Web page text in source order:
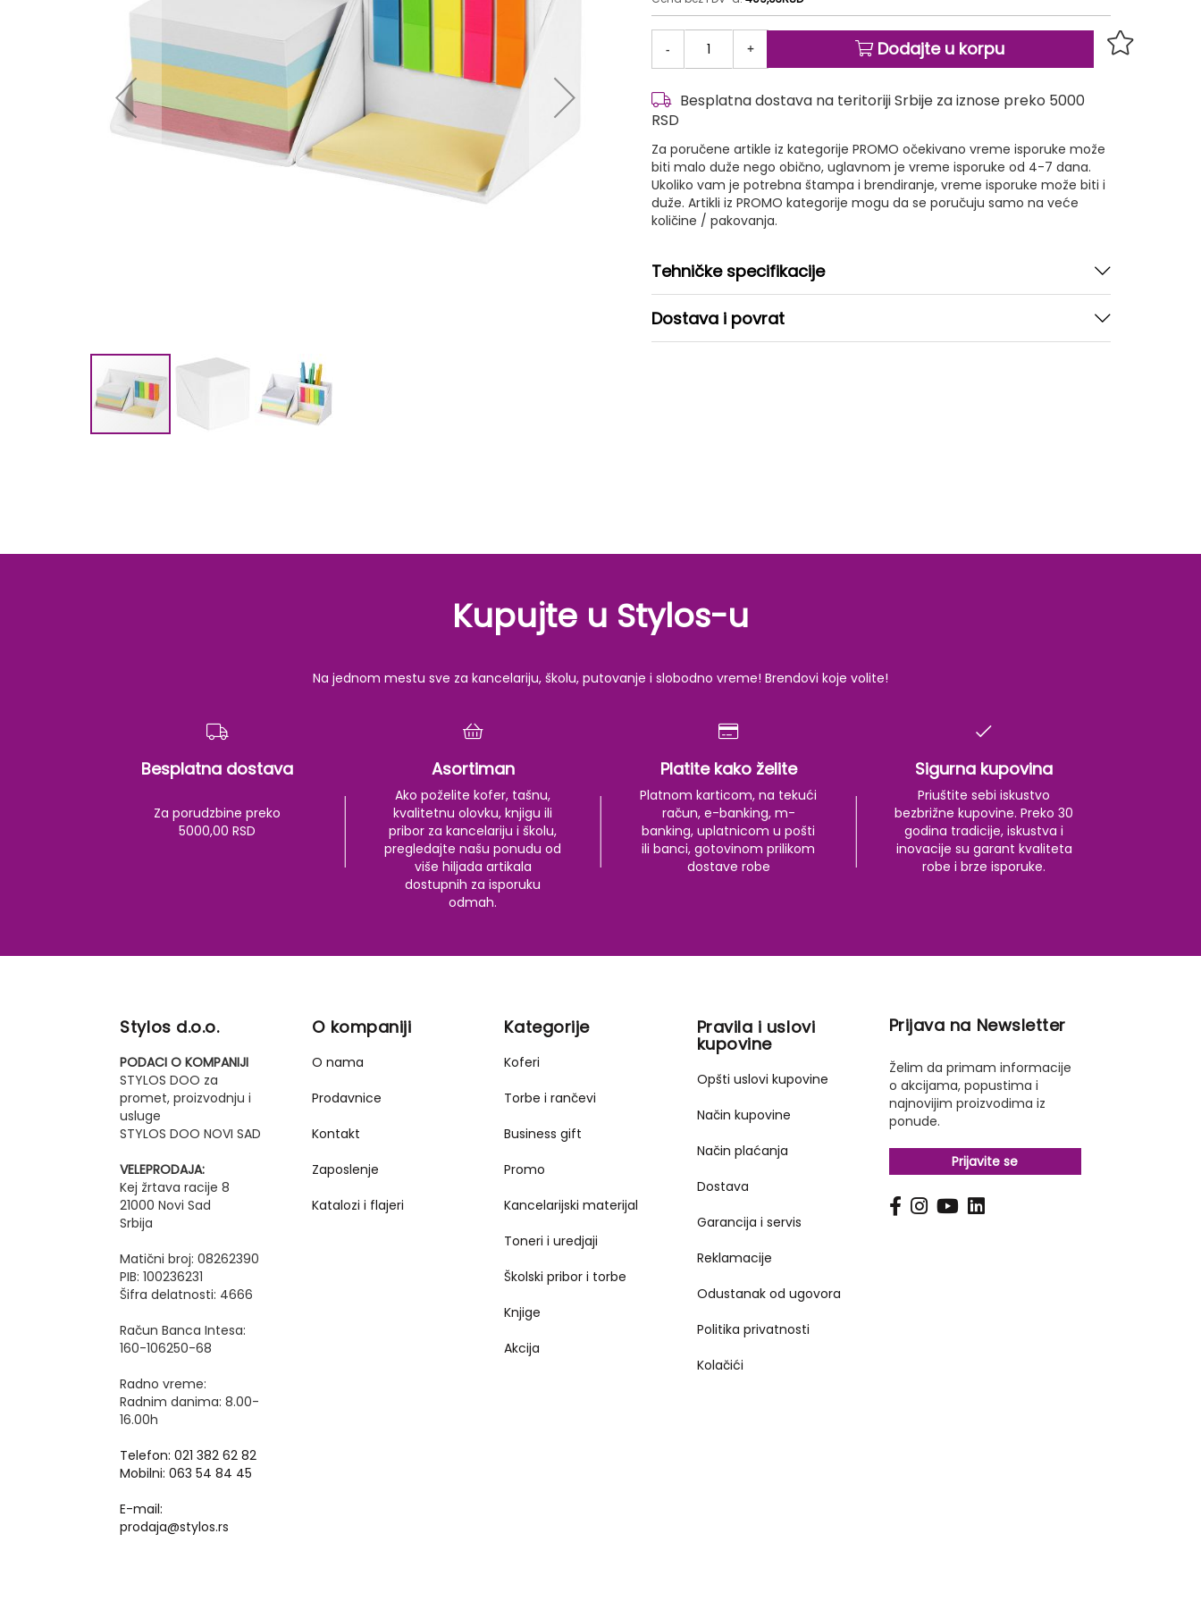
- + Dodajte u korpu
Besplatna dostava na teritoriji Srbije za iznose preko 5000
RSD
Za poručene artikle iz kategorije PROMO očekivano vreme isporuke može
biti malo duže nego obično, uglavnom je vreme isporuke od 4-7 dana.
Ukoliko vam je potrebna štampa i brendiranje, vreme isporuke može biti i
duže. Artikli iz PROMO kategorije mogu da se poručuju samo na veće
količine / pakovanja.
Tehničke specifikacije
Dostava i povrat
images
Kupujte u Stylos-u
Na jednom mestu sve za kancelariju, školu, putovanje i slobodno vreme! Brendovi koje volite!
Besplatna dostava
Za porudzbine preko
5000,00 RSD
Asortiman
Ako poželite kofer, tašnu,
kvalitetnu olovku, knjigu ili
pribor za kancelariju i školu,
pregledajte našu ponudu od
više hiljada artikala
dostupnih za isporuku
odmah.
Platite kako želite
Platnom karticom, na tekući
račun, e-banking, m-
banking, uplatnicom u pošti
ili banci, gotovinom prilikom
dostave robe
Sigurna kupovina
Priuštite sebi iskustvo
bezbrižne kupovine. Preko 30
godina tradicije, iskustva i
inovacije su garant kvaliteta
robe i brze isporuke.
Stylos d.o.o.
PODACI O KOMPANIJI
STYLOS DOO za
promet, proizvodnju i
usluge
STYLOS DOO NOVI SAD
VELEPRODAJA:
Kej žrtava racije 8
21000 Novi Sad
Srbija
Matični broj: 08262390
PIB: 100236231
Šifra delatnosti: 4666
Račun Banca Intesa:
160-106250-68
Radno vreme:
Radnim danima: 8.00-
16.00h
Telefon: 021 382 62 82
Mobilni: 063 54 84 45
E-mail:
prodaja@stylos.rs
O kompaniji
O nama
Prodavnice
Kontakt
Zaposlenje
Katalozi i flajeri
Kategorije
Koferi
Torbe i rančevi
Business gift
Promo
Kancelarijski materijal
Toneri i uredjaji
Školski pribor i torbe
Knjige
Akcija
Pravila i uslovi
kupovine
Opšti uslovi kupovine
Način kupovine
Način plaćanja
Dostava
Garancija i servis
Reklamacije
Odustanak od ugovora
Politika privatnosti
Kolačići
Prijava na Newsletter
Želim da primam informacije
o akcijama, popustima i
najnovijim proizvodima iz
ponude.
Prijavite se